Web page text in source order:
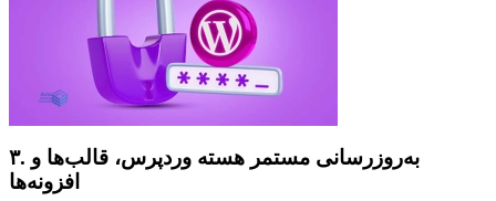
۳. به‌روزرسانی مستمر هسته وردپرس، قالب‌ها و
افزونه‌ها